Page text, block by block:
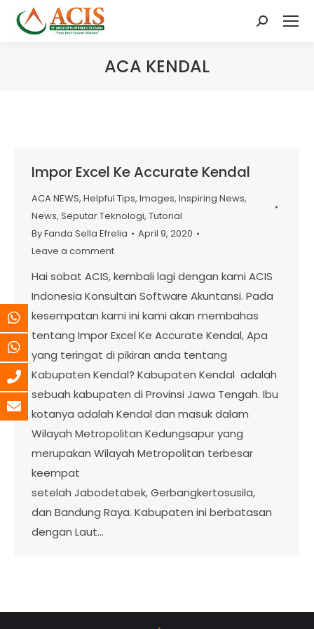
Search:
ACA KENDAL
Impor Excel Ke Accurate Kendal
ACA NEWS, Helpful Tips, Images, Inspiring News,
News, Seputar Teknologi, Tutorial
ByFanda Sella Efrelia
April 9, 2020
Leave a comment
Hai sobat ACIS, kembali lagi dengan kami ACIS
Indonesia Konsultan Software Akuntansi. Pada
kesempatan kami ini kami akan membahas
tentang Impor Excel Ke Accurate Kendal, Apa
yang teringat di pikiran anda tentang
Kabupaten Kendal? Kabupaten Kendal adalah
sebuah kabupaten di Provinsi Jawa Tengah. Ibu
kotanya adalah Kendal dan masuk dalam
Wilayah Metropolitan Kedungsapur yang
merupakan Wilayah Metropolitan terbesar
keempat
setelah Jabodetabek, Gerbangkertosusila,
dan Bandung Raya. Kabupaten ini berbatasan
dengan Laut…